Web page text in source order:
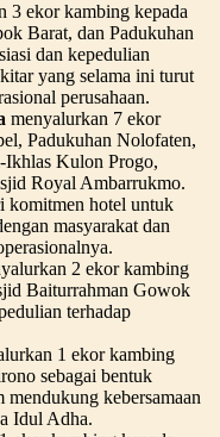
3 ekor kambing kepada
Barat, dan Padukuhan
dan kepedulian
yang selama ini turut
perusahaan.
menyalurkan 7 ekor
Padukuhan Nolofaten,
Ikhlas Kulon Progo,
Royal Ambarrukmo.
komitmen hotel untuk
masyarakat dan
2 ekor kambing
Baiturrahman Gowok
terhadap
1 ekor kambing
sebagai bentuk
mendukung kebersamaan
Idul Adha.